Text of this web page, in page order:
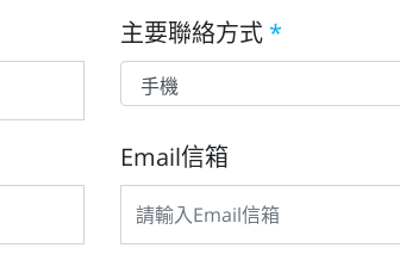
主要聯絡方式 *
Email信箱